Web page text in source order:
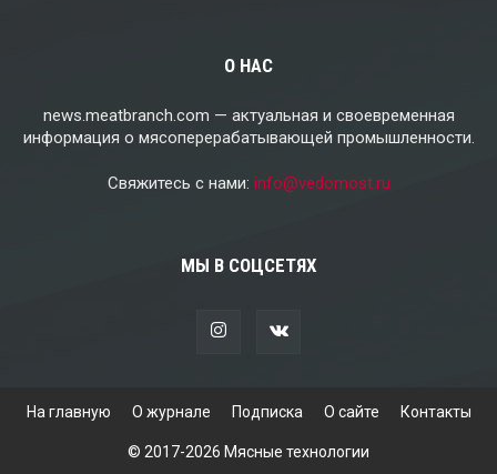
О НАС
news.meatbranch.com — актуальная и своевременная
информация о мясоперерабатывающей промышленности.
Свяжитесь с нами: info@vedomost.ru
МЫ В СОЦСЕТЯХ
На главную О журнале Подписка О сайте Контакты
© 2017-2026 Мясные технологии